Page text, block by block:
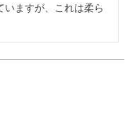
いますが、これは柔ら